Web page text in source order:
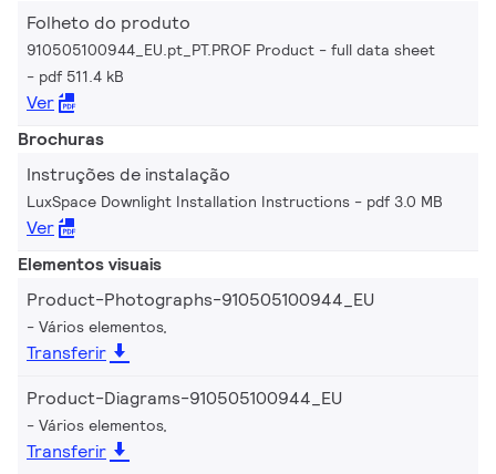
Folheto do produto
910505100944_EU.pt_PT.PROF Product - full data sheet
pdf 511.4 kB
Ver
Brochuras
Instruções de instalação
LuxSpace Downlight Installation Instructions pdf 3.0 MB
Ver
Elementos visuais
Product-Photographs-910505100944_EU
Vários elementos,
Transferir
Product-Diagrams-910505100944_EU
Vários elementos,
Transferir